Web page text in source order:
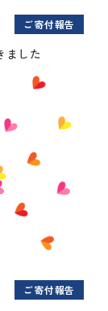
ご寄付報告
ました
ご寄付報告